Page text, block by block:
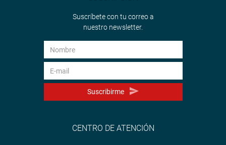
Suscríbete con tu correo a
nuestro newsletter.
Suscribirme
CENTRO DE ATENCIÓN